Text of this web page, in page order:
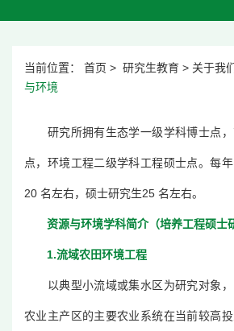
当前位置： 首页 > 研究生教育 > 关于我
与环境
研究所拥有生态学一级学科博士点，
点，环境工程二级学科工程硕士点。每
20 名左右，硕士研究生25 名左右。
资源与环境学科简介（培养工程硕士
1.流域农田环境工程
以典型小流域或集水区为研究对象，
农业主产区的主要农业系统在当前较高